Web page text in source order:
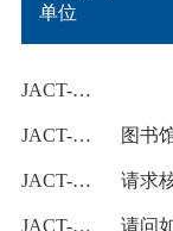
单位
JACT-JSSXZXX2026062700001
JACT-JSSXZXX2026060800002
JACT-JSSXZXX2026041800001
JACT-JSSXZXX2026030400001